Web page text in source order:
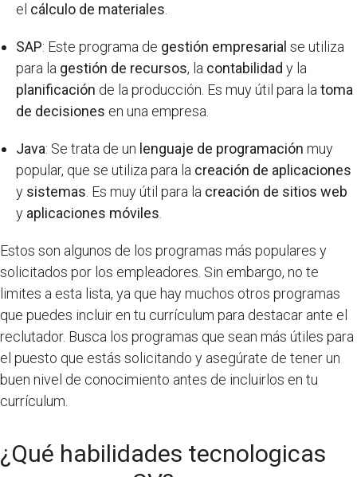
el cálculo de materiales
SAP: Este programa de gestión empresarial se utiliza
para la gestión de recursos, la contabilidad y la
planificación de la producción. Es muy útil para la toma
de decisiones en una empresa.
Java: Se trata de un lenguaje de programación muy
popular, que se utiliza para la creación de aplicaciones
y sistemas . Es muy útil para la creación de sitios web
y aplicaciones móviles
Estos son algunos de los programas más populares y
solicitados por los empleadores. Sin embargo, no te
limites a esta lista, ya que hay muchos otros programas
que puedes incluir en tu currículum para destacar ante el
reclutador. Busca los programas que sean más útiles para
el puesto que estás solicitando y asegúrate de tener un
buen nivel de conocimiento antes de incluirlos en tu
currículum.
¿Qué habilidades tecnologicas